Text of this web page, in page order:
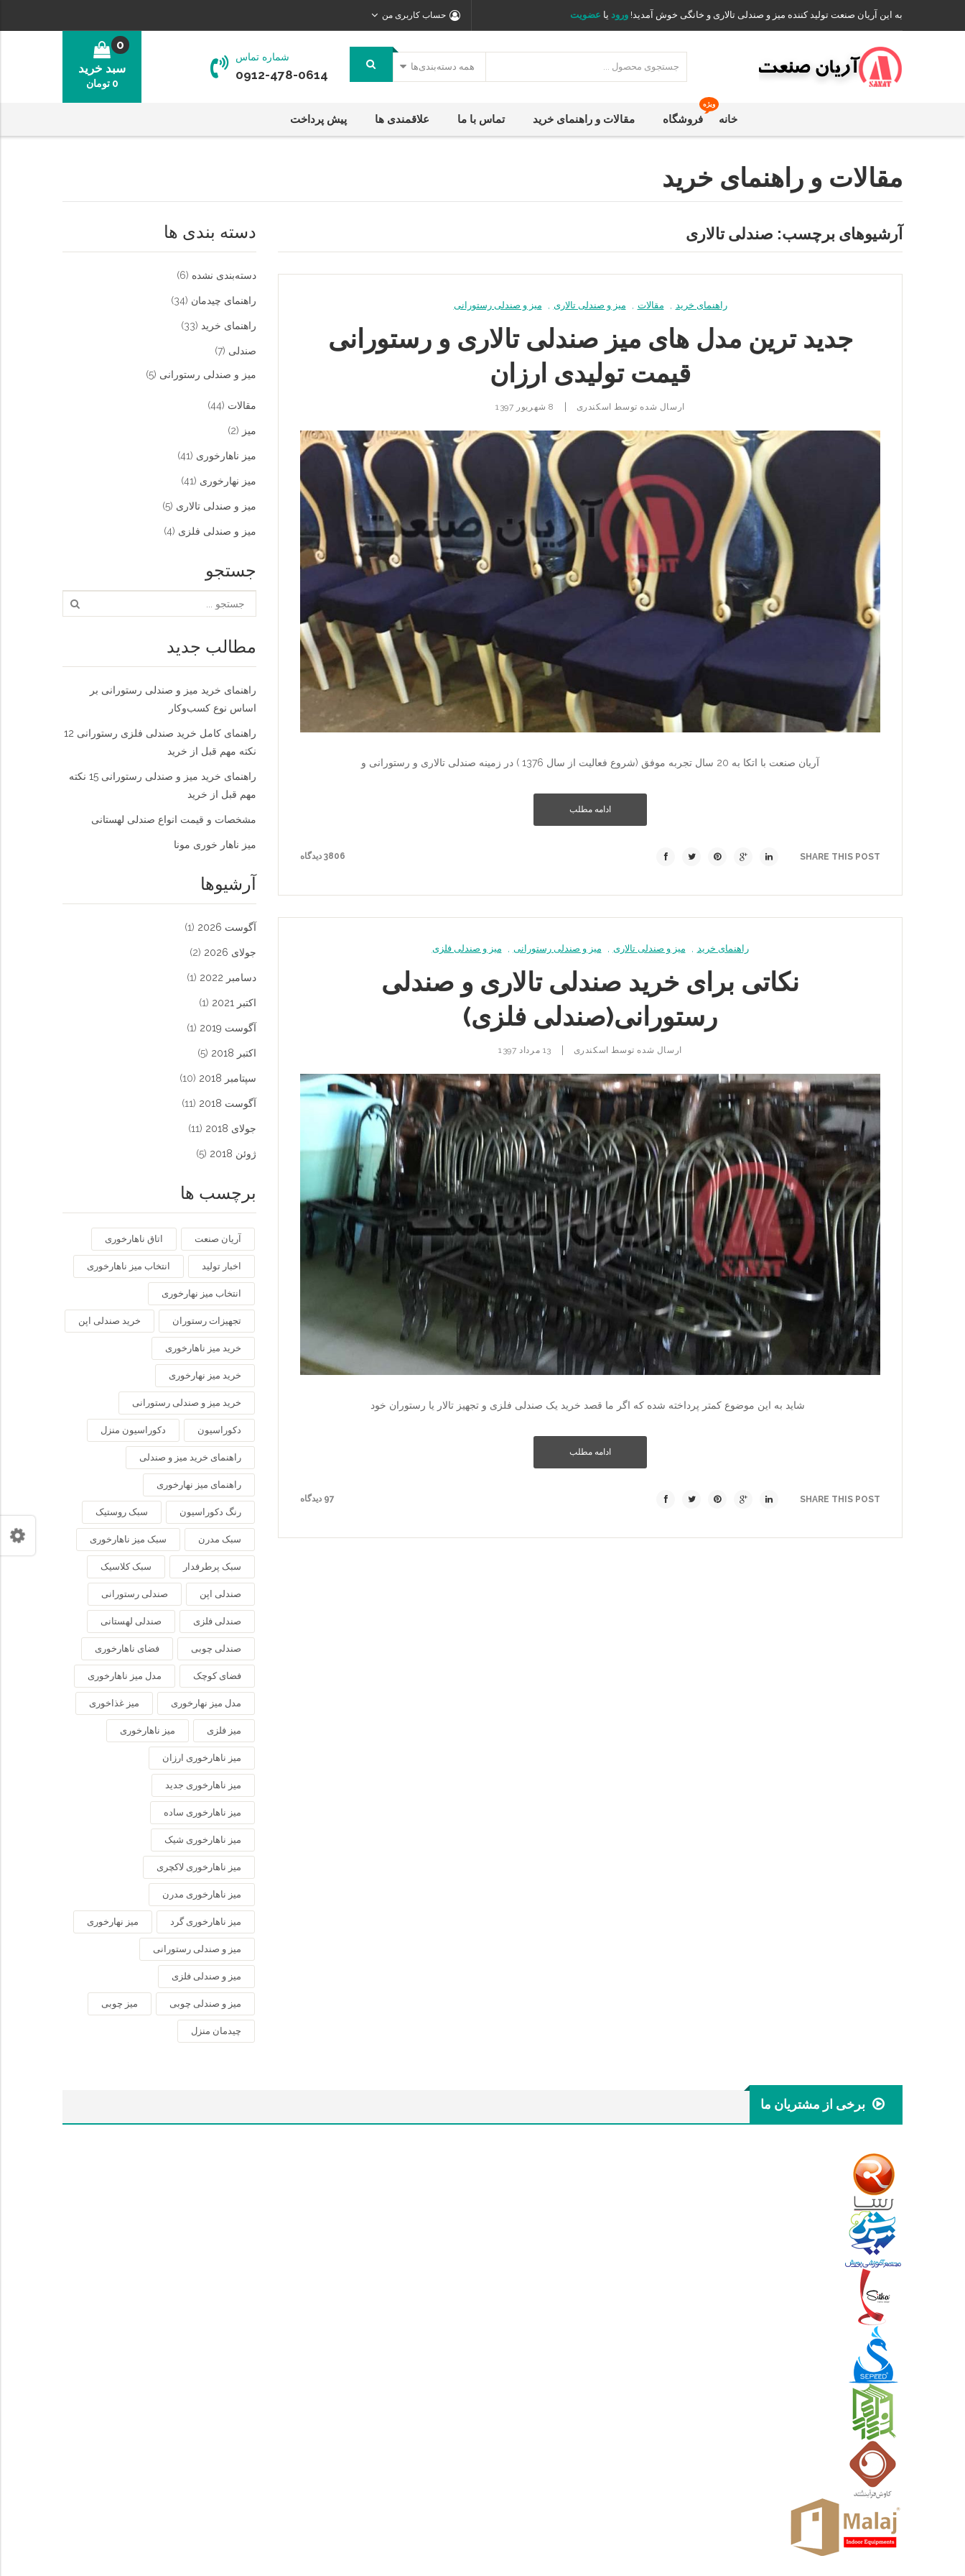
به این آریان صنعت تولید کننده میز و صندلی تالاری و خانگی خوش آمدید! ورود یا عضویت حساب کاربری من
همه دسته‌بندی‌ها
شماره تماس
0912-478-0614 سبد خرید
0
0 تومان
خانه فروشگاه
ویژه
مقالات و راهنمای خرید تماس با ما علاقمندی ها پیش پرداخت
مقالات و راهنمای خرید
دسته بندی ها
دسته‌بندی نشده (6)
راهنمای چیدمان (34)
راهنمای خرید (33)
صندلی (7)
میز و صندلی رستورانی (5)
مقالات (44)
میز (2)
میز ناهارخوری (41)
میز نهارخوری (41)
میز و صندلی تالاری (5)
میز و صندلی فلزی (4)
جستجو
مطالب جدید
راهنمای خرید میز و صندلی رستورانی بر
اساس نوع کسب‌و‌کار
راهنمای کامل خرید صندلی فلزی رستورانی 12
نکته مهم قبل از خرید
راهنمای خرید میز و صندلی رستورانی 15 نکته
مهم قبل از خرید
مشخصات و قیمت انواع صندلی لهستانی
میز ناهار خوری مونا
آرشیوها
آگوست 2026 (1)
جولای 2026 (2)
دسامبر 2022 (1)
اکتبر 2021 (1)
آگوست 2019 (1)
اکتبر 2018 (5)
سپتامبر 2018 (10)
آگوست 2018 (11)
جولای 2018 (11)
ژوئن 2018 (5)
برچسب ها
آریان صنعت اتاق ناهارخوری
اخبار تولید انتخاب میز ناهارخوری
انتخاب میز نهارخوری
تجهیزات رستوران خرید صندلی اپن
خرید میز ناهارخوری
خرید میز نهارخوری
خرید میز و صندلی رستورانی
دکوراسیون دکوراسیون منزل
راهنمای خرید میز و صندلی
راهنمای میز نهارخوری
رنگ دکوراسیون سبک روستیک
سبک مدرن سبک میز ناهارخوری
سبک پرطرفدار سبک کلاسیک
صندلی اپن صندلی رستورانی
صندلی فلزی صندلی لهستانی
صندلی چوبی فضای ناهارخوری
فضای کوچک مدل میز ناهارخوری
مدل میز نهارخوری میز غذاخوری
میز فلزی میز ناهارخوری
میز ناهارخوری ارزان
میز ناهارخوری جدید
میز ناهارخوری ساده
میز ناهارخوری شیک
میز ناهارخوری لاکچری
میز ناهارخوری مدرن
میز ناهارخوری گرد میز نهارخوری
میز و صندلی رستورانی
میز و صندلی فلزی
میز و صندلی چوبی میز چوبی
چیدمان منزل
آرشیوهای برچسب: صندلی تالاری
راهنمای خرید مقالات میز و صندلی تالاری میز و صندلی رستورانی
جدید ترین مدل های میز صندلی تالاری و رستورانی
قیمت تولیدی ارزان
ارسال شده توسط اسکندری 8 شهریور 1397
آریان صنعت با اتکا به 20 سال تجربه موفق (شروع فعالیت از سال 1376 ) در زمینه صندلی تالاری و رستورانی و
ادامه مطلب
SHARE THIS POST 3806 دیدگاه
راهنمای خرید میز و صندلی تالاری میز و صندلی رستورانی میز و صندلی فلزی
نکاتی برای خرید صندلی تالاری و صندلی
رستورانی(صندلی فلزی)
ارسال شده توسط اسکندری | 13 مرداد 1397
شاید به این موضوع کمتر پرداخته شده که اگر ما قصد خرید یک صندلی فلزی و تجهیز تالار یا رستوران خود
ادامه مطلب
SHARE THIS POST 97 دیدگاه
برخی از مشتریان ما